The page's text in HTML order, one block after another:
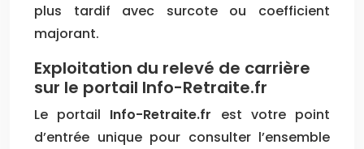
plus tardif avec surcote ou coefficient
majorant.
Exploitation du relevé de carrière
sur le portail Info-Retraite.fr
Le portail Info-Retraite.fr est votre point
d’entrée unique pour consulter l’ensemble